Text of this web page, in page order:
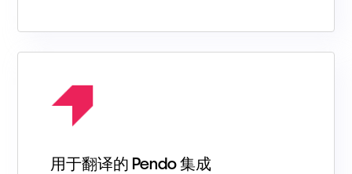
用于翻译的 Pendo 集成